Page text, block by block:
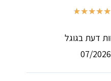
★
★
★
★
★